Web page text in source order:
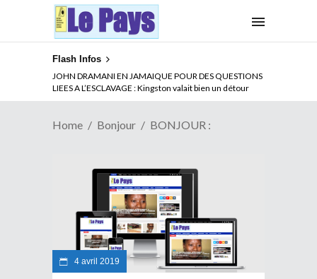
Flash Infos
JOHN DRAMANI EN JAMAIQUE POUR DES QUESTIONS
LIEES A L’ESCLAVAGE : Kingston valait bien un détour
Home Bonjour BONJOUR :
4 avril 2019